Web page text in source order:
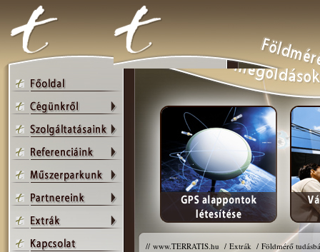
// www.TERRATIS.hu / Extrák / Földmérő